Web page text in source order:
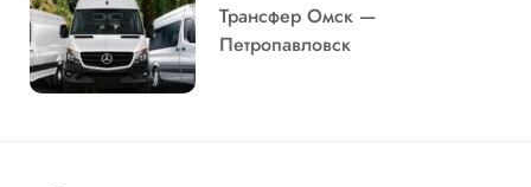
Трансфер Омск —
Петропавловск